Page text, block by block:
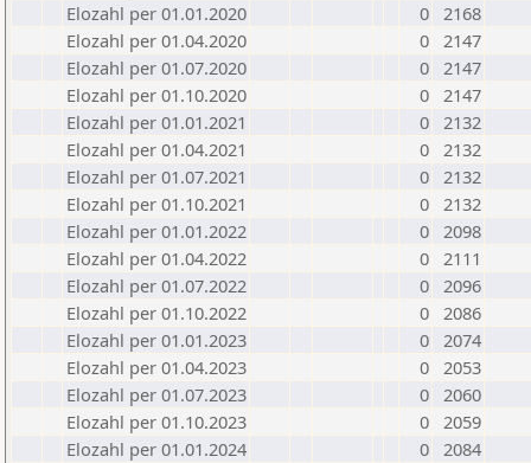
Elozahl per 01.01.2020
0 2168
Elozahl per 01.04.2020
0 2147
Elozahl per 01.07.2020
0 2147
Elozahl per 01.10.2020
0 2147
Elozahl per 01.01.2021
0 2132
Elozahl per 01.04.2021
0 2132
Elozahl per 01.07.2021
0 2132
Elozahl per 01.10.2021
0 2132
Elozahl per 01.01.2022
0 2098
Elozahl per 01.04.2022
0 2111
Elozahl per 01.07.2022
0 2096
Elozahl per 01.10.2022
0 2086
Elozahl per 01.01.2023
0 2074
Elozahl per 01.04.2023
0 2053
Elozahl per 01.07.2023
0 2060
Elozahl per 01.10.2023
0 2059
Elozahl per 01.01.2024
0 2084